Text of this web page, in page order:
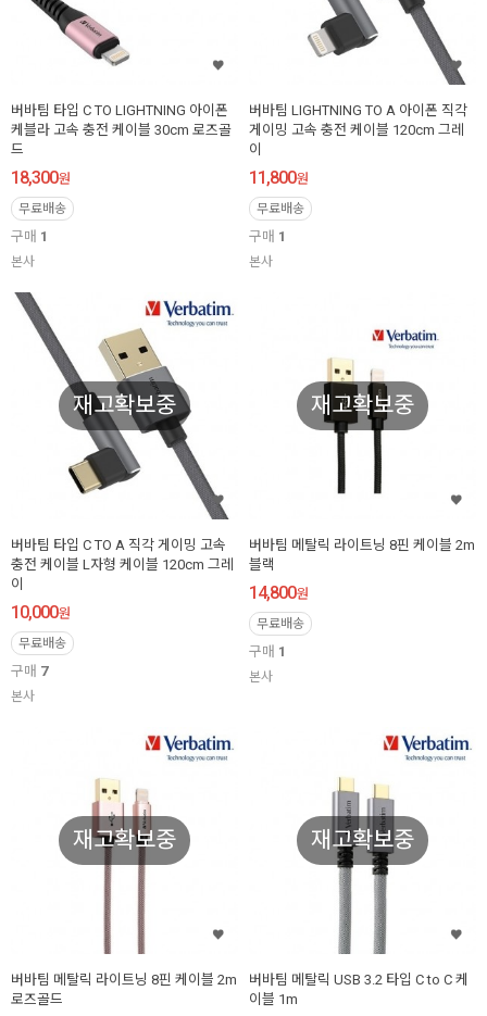
버바팀 타입 C TO LIGHTNING 아이폰
케블라 고속 충전 케이블 30cm 로즈골
드
18,300원
무료배송
구매 1
본사
버바팀 LIGHTNING TO A 아이폰 직각
게이밍 고속 충전 케이블 120cm 그레
이
11,800원
무료배송
구매 1
본사
재고확보중
버바팀 타입 C TO A 직각 게이밍 고속
충전 케이블 L자형 케이블 120cm 그레
이
10,000원
무료배송
구매 7
본사
재고확보중
버바팀 메탈릭 라이트닝 8핀 케이블 2m
블랙
14,800원
무료배송
구매 1
본사
재고확보중
버바팀 메탈릭 라이트닝 8핀 케이블 2m
로즈골드
재고확보중
버바팀 메탈릭 USB 3.2 타입 C to C 케
이블 1m